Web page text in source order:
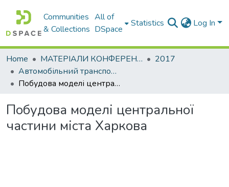
Communities
& Collections
All of
DSpace
Statistics Log In
Home МАТЕРІАЛИ КОНФЕРЕНЦІЙ
2017
Автомобільний транспорт і автомобілебудування. Новітні технології і методи підготовки фахівців
Побудова моделі центральної частини міста Харкова
Побудова моделі центральної
частини міста Харкова